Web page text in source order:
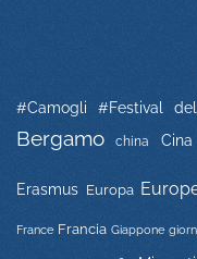
#Camogli #Festival
Bergamo china Cina
Erasmus Europa
France Francia Giappone